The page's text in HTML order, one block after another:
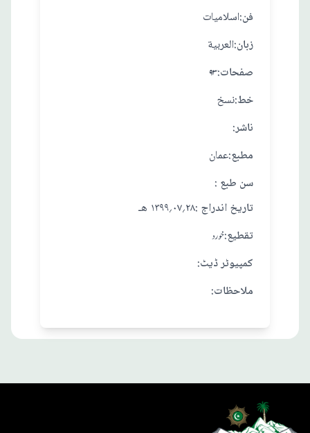
اسلاميات :فن
العربية :زبان
۹۳ :صفحات
نسخ:خط
:ناشر
عمان:مطبع
: سن طبع
٢٨؍٠٧؍١٣٩٩ هـ : تاريخ اندراج
خورد :تقطيع
:کمپیوٹر ڈیٹ
:ملاحظات